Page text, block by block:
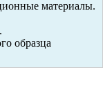
материалы.
образца